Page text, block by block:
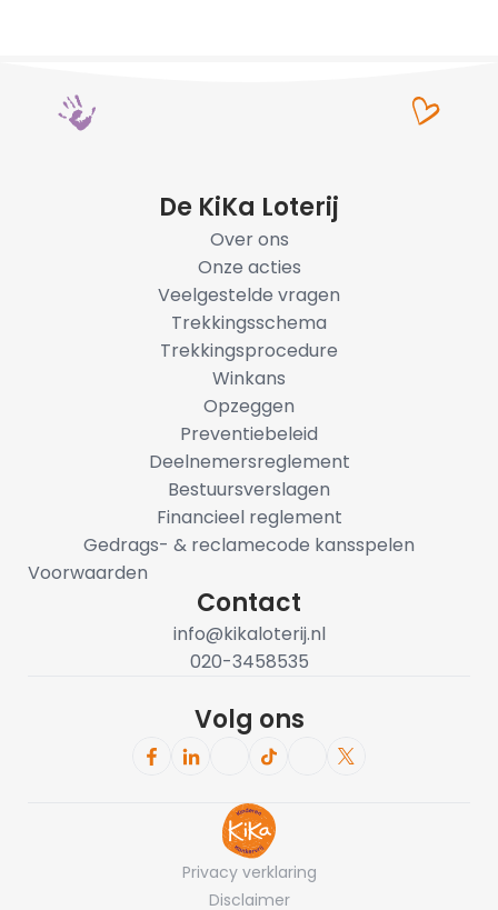
De KiKa Loterij
Over ons
Onze acties
Veelgestelde vragen
Trekkingsschema
Trekkingsprocedure
Winkans
Opzeggen
Preventiebeleid
Deelnemersreglement
Bestuursverslagen
Financieel reglement
Gedrags- & reclamecode kansspelen
Voorwaarden
Contact
info@kikaloterij.nl
020-3458535
Volg ons
Privacy verklaring
Disclaimer